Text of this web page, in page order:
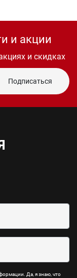
и акции
и скидках
Подписаться
Да, я знаю, что